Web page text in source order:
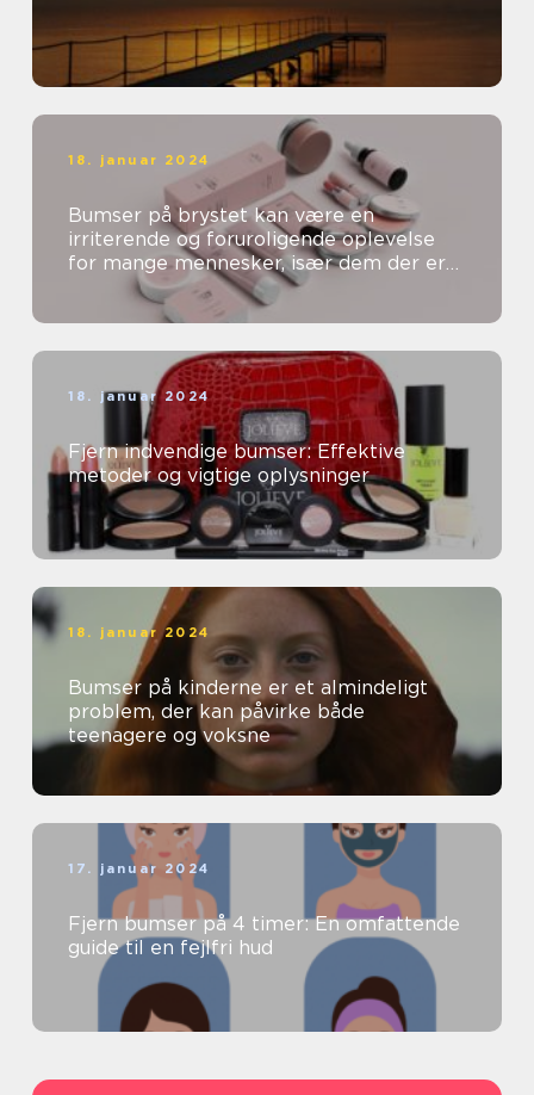
18. januar 2024
Bumser på brystet kan være en
irriterende og foruroligende oplevelse
for mange mennesker, især dem der er
særligt opmærksomme på deres
skønhed og kosm...
18. januar 2024
Fjern indvendige bumser: Effektive
metoder og vigtige oplysninger
18. januar 2024
Bumser på kinderne er et almindeligt
problem, der kan påvirke både
teenagere og voksne
17. januar 2024
Fjern bumser på 4 timer: En omfattende
guide til en fejlfri hud